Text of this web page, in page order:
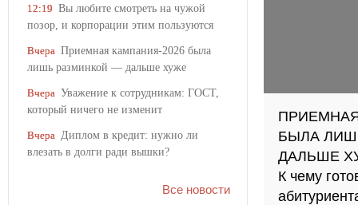
12:19 Вы любите смотреть на чужой
позор, и корпорации этим пользуются
Вчера Приемная кампания-2026 была
лишь разминкой — дальше хуже
Вчера Уважение к сотрудникам: ГОСТ,
который ничего не изменит
Вчера Диплом в кредит: нужно ли
влезать в долги ради вышки?
Все новости
БЫЛА
ДАЛЬШЕ
К чему